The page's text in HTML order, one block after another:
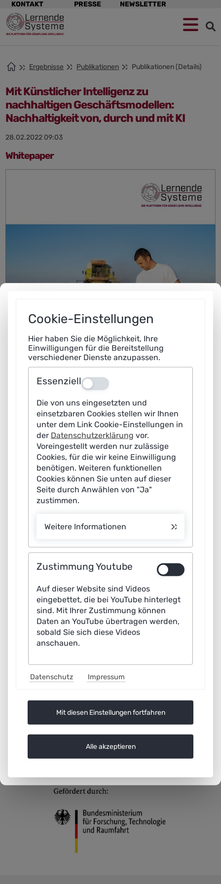
Zur
Navigation
springen
Zum
Hauptinhalt
springen
Zum
Footer
springen
Navigation
überspringen
KONTAKT PRESSE NEWSLETTER
Ergebnisse Publikationen Publikationen (Details)
Mit Künstlicher Intelligenz zu
nachhaltigen Geschäftsmodellen:
Nachhaltigkeit von, durch und mit KI
28.02.2022 09:03
Whitepaper
Künstliche Intelligenz (KI) kann einen wichtigen Beitrag
zu einer nachhaltigen Ausrichtung von Wirtschaft und
eröffnet Unternehmen neue Geschäftsmodelle, die etwa
Mobilität oder umweltschonende Landwirtschaft
unterstützen. Allerdings ist der Energieverbrauch der
KI-Systeme selbst oft hoch. Ein aktuelles Whitepaper der
Plattform Lernende Systeme zeigt, wie mithilfe von KI
nachhaltige Geschäftsmodelle entstehen und benennt
Gestaltungsoptionen, die den ökologischen Fußabdruck
von KI-Systemen verringern können. Neben
technologischen Maßnahmen empfehlen die
zwischen Unternehmen, Forschung und öffentlichen
Cookie-Einstellungen
Hier haben Sie die Möglichkeit, Ihre
Einwilligungen für die Bereitstellung
verschiedener Dienste anzupassen.
Essenziell Aus
Die von uns eingesetzten und
einsetzbaren Cookies stellen wir Ihnen
unter dem Link Cookie-Einstellungen in
der Datenschutzerklärung vor.
Voreingestellt werden nur zulässige
Cookies, für die wir keine Einwilligung
benötigen. Weiteren funktionellen
Cookies können Sie unten auf dieser
Seite durch Anwählen von "Ja"
zustimmen.
Weitere Informationen
Zustimmung Youtube
Auf dieser Website sind Videos
eingebettet, die bei YouTube hinterlegt
sind. Mit Ihrer Zustimmung können
Daten an YouTube übertragen werden,
sobald Sie sich diese Videos
anschauen.
Datenschutz Impressum
Mit diesen Einstellungen fortfahren
Alle akzeptieren